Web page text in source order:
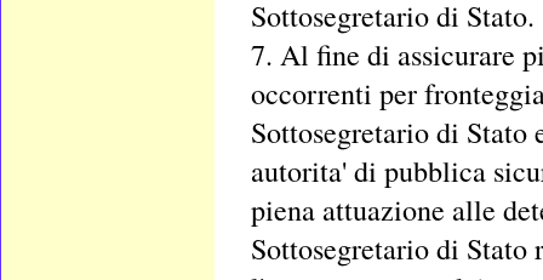
Sottosegretario di Stato.
7. Al fine di assicurare
occorrenti per
Sottosegretario di Stato
autorita' di pubblica
piena attuazione alle
Sottosegretario di